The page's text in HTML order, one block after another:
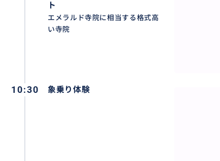
ト
エメラルド寺院に相当する格式高
い寺院
10:30 象乗り体験